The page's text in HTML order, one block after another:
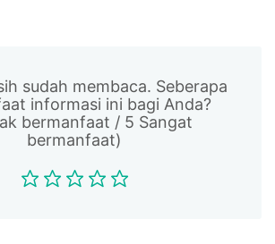
sudah membaca. Seberapa
informasi ini bagi Anda?
bermanfaat / 5 Sangat
bermanfaat)